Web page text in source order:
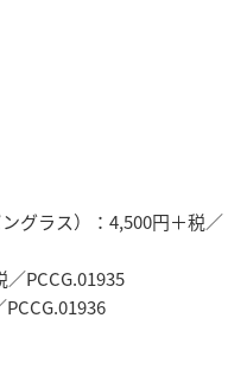
グラス）：4,500円＋税／
PCCG.01935